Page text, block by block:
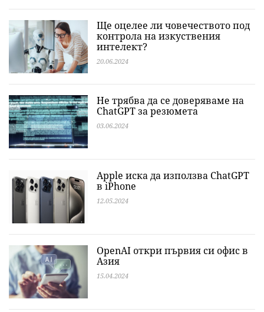
Ще оцелее ли човечеството под
контрола на изкуствения
интелект?
20.06.2024
Не трябва да се доверяваме на
ChatGPT за резюмета
03.06.2024
Apple иска да използва ChatGPT
в iPhone
12.05.2024
OpenAI откри първия си офис в
Азия
15.04.2024